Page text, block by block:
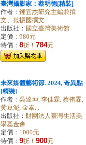
臺灣攝影家：蔡明德[精裝]
作者： 鍾宜杰研究主編兼撰
文、范振國撰文
出版社： 國立臺灣美術館
定價： 980元
特價： 8折！ 784元
未來媒體藝術節. 2024, 奇異點
[精裝]
作者： 吳達坤, 李佳霖, 蔡侑霖,
黃豆泥, 金泰...
出版社： 財團法人臺灣生活美
學基金會
定價： 1000元
特價： 9折！ 900元